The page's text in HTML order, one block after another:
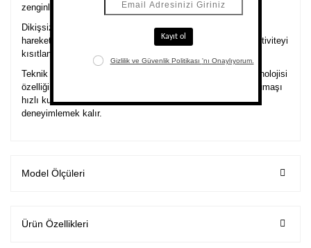
zenginleştirilen bra estetik bir görünüm sunar.
Dikişsiz tasarıma sahip üst, vücudu saran kumaşı ile her
harekette sana kusursuzca eşlik eder, esnek kumaşı her aktiviteyi
kısıtlanmadan tamamlamanı sağlar.
Teknik özellikler ile donatılan üstün kumaşı gümüş iyon teknolojisi
özelliği ile koku oluşumunu önler, nem yönetimi sağlayan kumaşı
hızlı kurur; sana da hijyenin ön planda olduğu rahatlığı
deneyimlemek kalır.
Model Ölçüleri
Ürün Özellikleri